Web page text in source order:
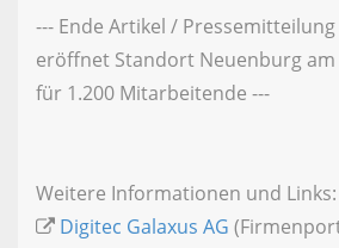
--- Ende Artikel / Pressemitteilung
eröffnet Standort Neuenburg
für 1.200 Mitarbeitende ---
Weitere Informationen und Links:
Digitec Galaxus AG